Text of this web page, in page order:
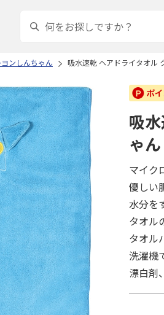
ンしんちゃん 吸水速乾 ヘアドライタオル
吸
ゃ
マイク
優しい
水分を
タオル
タオル
洗濯機
漂白剤